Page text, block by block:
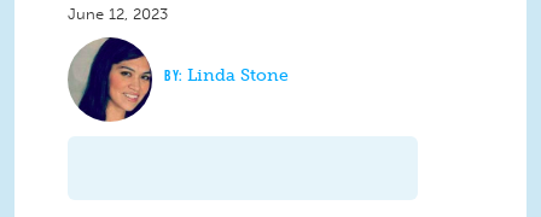
June 12, 2023
Linda Stone